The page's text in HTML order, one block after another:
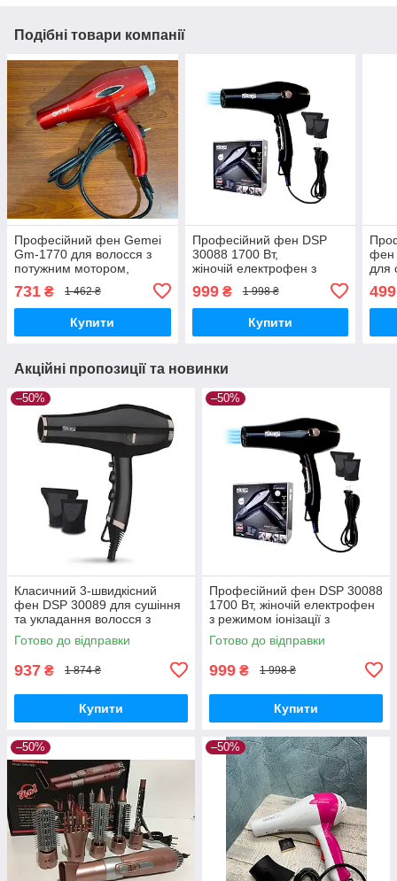
Подібні товари компанії
Професійний фен Gemei
Gm-1770 для волосся з
потужним мотором,
дорожній фен для будь-
якого типу волосся
731 ₴ 1 462 ₴
Купити
Професійний фен DSP
30088 1700 Вт,
жіночій електрофен з
насадкою-
концентратором для
укладання волосся
999₴ 1 998 ₴
Купити
фен
для
499
Акційні пропозиції та новинки
–50%
Класичний 3-швидкісний
фен DSP 30089 для сушіння
та укладання волосся з
насадками холодним і
гарячим повітрям
Готово до відправки
937 ₴ 1 874 ₴
Купити
–50%
Професійний фен DSP 30088
1700 Вт, жіночій електрофен
з режимом іонізації з
насадкою-концентратором
для укладання волосся
Готово до відправки
999 ₴ 1 998 ₴
Купити
–50% –50%